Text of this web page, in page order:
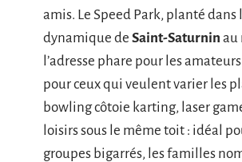
amis. Le Speed Park, planté dans
dynamique de Saint-Saturnin au
l’adresse phare pour les
pour ceux qui veulent varier les
bowling côtoie karting, laser
loisirs sous le même toit : idéal
groupes bigarrés, les familles